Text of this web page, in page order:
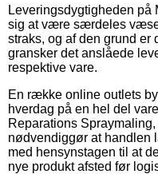
Leveringsdygtigheden på
sig at være særdeles
straks, og af den grund er
gransker det anslåede
respektive vare.
En række online outlets
hverdag på en hel del
Reparations
nødvendiggør at handlen
med hensynstagen til at
nye produkt afsted før